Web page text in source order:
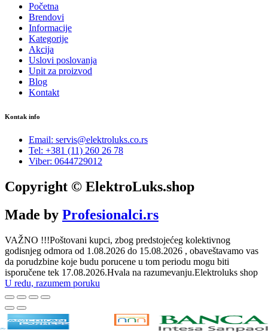
Početna
Brendovi
Informacije
Kategorije
Akcija
Uslovi poslovanja
Upit za proizvod
Blog
Kontakt
Kontak info
Email: servis@elektroluks.co.rs
Tel: +381 (11) 260 26 78
Viber: 0644729012
Copyright © ElektroLuks.shop
Made by Profesionalci.rs
VAŽNO !!!Poštovani kupci, zbog predstojećeg kolektivnog
godisnjeg odmora od 1.08.2026 do 15.08.2026 , obaveštavamo vas
da porudzbine koje budu porucene u tom periodu mogu biti
isporučene tek 17.08.2026.Hvala na razumevanju.Elektroluks shop
U redu, razumem poruku